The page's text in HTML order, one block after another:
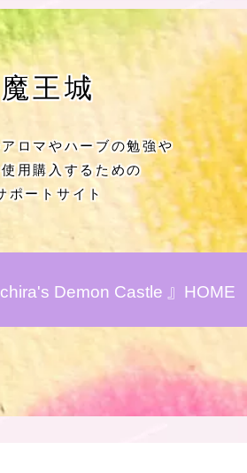
ト『Botanical Study』
璃地楽の主な活動先リン
ンケート
レビュー
マハーブ４択クイズ
魔王城
ロマやハーブの勉強や
用購入するための
ポートサイト
Demon Castle 』HOME